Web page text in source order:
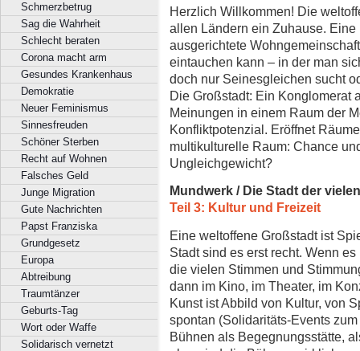
Schmerzbetrug
Sag die Wahrheit
Schlecht beraten
Corona macht arm
Gesundes Krankenhaus
Demokratie
Neuer Feminismus
Sinnesfreuden
Schöner Sterben
Recht auf Wohnen
Falsches Geld
Junge Migration
Gute Nachrichten
Papst Franziska
Grundgesetz
Europa
Abtreibung
Traumtänzer
Geburts-Tag
Wort oder Waffe
Solidarisch vernetzt
Herzlich Willkommen! Die
allen Ländern ein Zuhause.
ausgerichtete
eintauchen kann – in der man
doch nur Seinesgleichen sucht
Die Großstadt: Ein Konglomerat
Meinungen in einem Raum der
Konfliktpotenzial. Eröffnet
multikulturelle Raum: Chance
Ungleichgewicht?
Mundwerk / Die Stadt der
Teil 3: Kultur und Freizeit
Eine weltoffene Großstadt ist
Stadt sind es erst recht. Wenn
die vielen Stimmen und
dann im Kino, im Theater, im
Kunst ist Abbild von Kultur, von
spontan (Solidaritäts-Events
Bühnen als Begegnungsstätte,